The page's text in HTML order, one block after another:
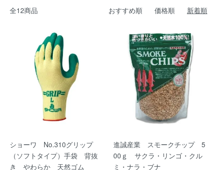
全12商品 おすすめ順 価格順 新着順
ショーワ No.310グリップ
（ソフトタイプ）手袋 背抜
き やわらか 天然ゴム
進誠産業 スモークチップ 5
00ｇ サクラ・リンゴ・クル
ミ・ナラ・ブナ